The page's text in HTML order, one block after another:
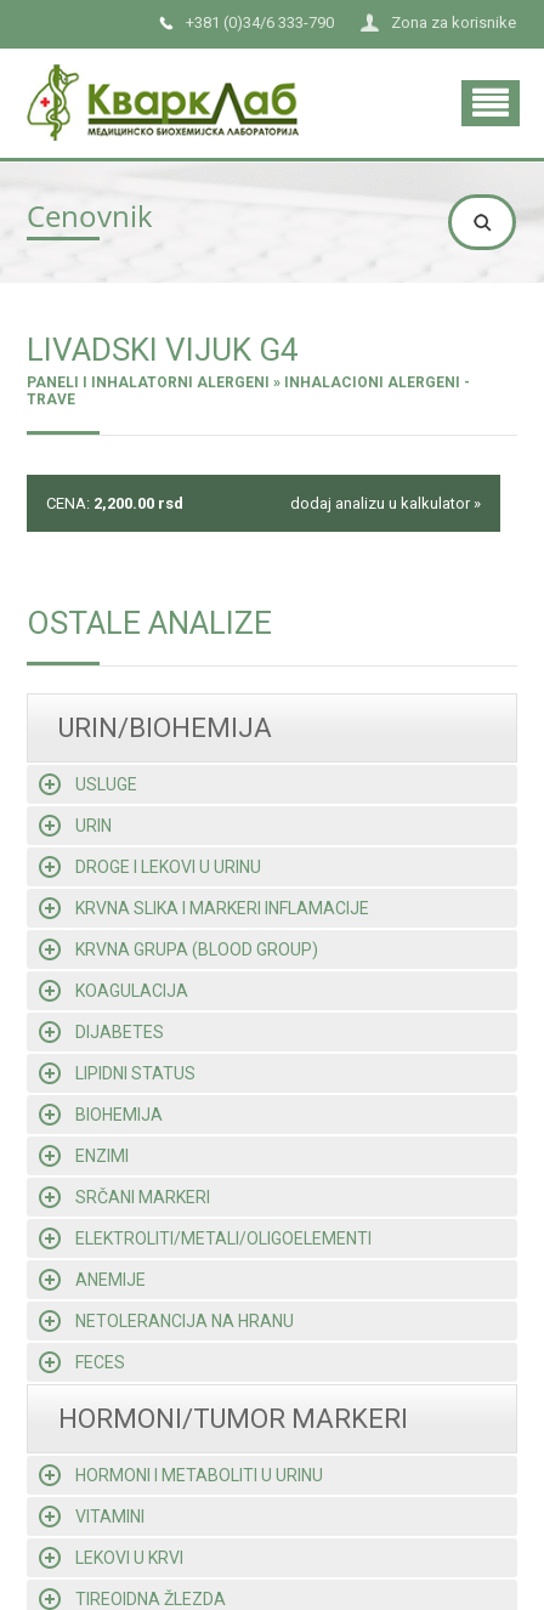
Zona za korisnike
+381 (0)34/6 333-790
Cenovnik
LIVADSKI VIJUK G4
PANELI I INHALATORNI ALERGENI » INHALACIONI ALERGENI -
TRAVE
CENA: 2,200.00 rsd dodaj analizu u kalkulator »
OSTALE ANALIZE
URIN/BIOHEMIJA
USLUGE
URIN
DROGE I LEKOVI U URINU
KRVNA SLIKA I MARKERI INFLAMACIJE
KRVNA GRUPA (BLOOD GROUP)
KOAGULACIJA
DIJABETES
LIPIDNI STATUS
BIOHEMIJA
ENZIMI
SRČANI MARKERI
ELEKTROLITI/METALI/OLIGOELEMENTI
ANEMIJE
NETOLERANCIJA NA HRANU
FECES
HORMONI/TUMOR MARKERI
HORMONI I METABOLITI U URINU
VITAMINI
LEKOVI U KRVI
TIREOIDNA ŽLEZDA